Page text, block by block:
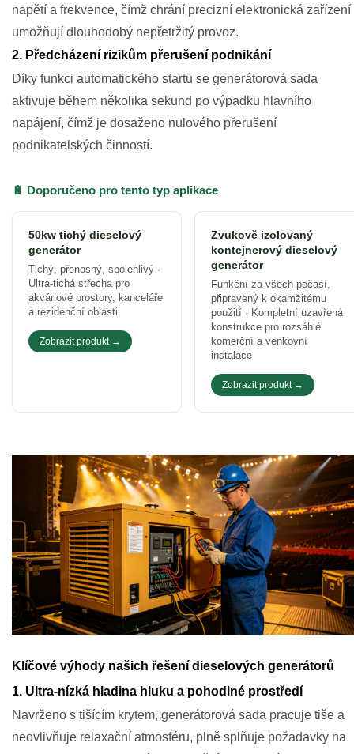
napětí a frekvence, čímž chrání precizní elektronická zařízení
umožňují dlouhodobý nepřetržitý provoz.
2. Předcházení rizikům přerušení podnikání
Díky funkci automatického startu se generátorová sada
aktivuje během několika sekund po výpadku hlavního
napájení, čímž je dosaženo nulového přerušení
podnikatelských činností.
🔋 Doporučeno pro tento typ aplikace
50kw tichý dieselový
generátor
Tichý, přenosný, spolehlivý ·
Ultra-tichá střecha pro
akváriové prostory, kanceláře
a rezidenční oblasti
Zobrazit produkt →
Zvukově izolovaný
kontejnerový dieselový
generátor
Funkční za všech počasí,
připravený k okamžitému
použití · Kompletní uzavřená
konstrukce pro rozsáhlé
komerční a venkovní
instalace
Zobrazit produkt →
Klíčové výhody našich řešení dieselových generátorů
1. Ultra-nízká hladina hluku a pohodlné prostředí
Navrženo s tišícím krytem, generátorová sada pracuje tiše a
neovlivňuje relaxační atmosféru, plně splňuje požadavky na